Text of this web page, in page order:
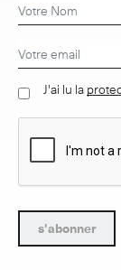
J'ai lu la